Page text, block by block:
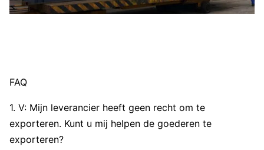
FAQ
1. V: Mijn leverancier heeft geen recht om te
exporteren. Kunt u mij helpen de goederen te
exporteren?